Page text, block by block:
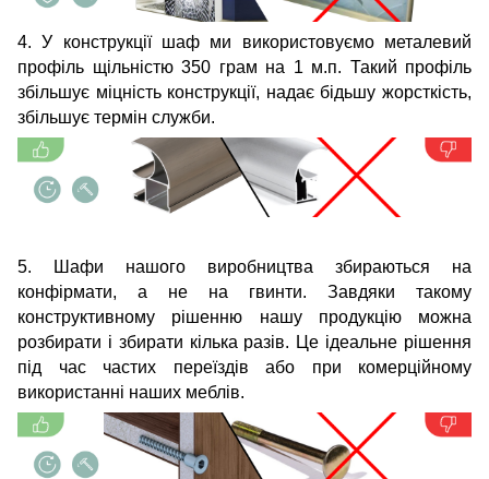
4. У конструкції шаф ми використовуємо металевий
профіль щільністю 350 грам на 1 м.п. Такий профіль
збільшує міцність конструкції, надає бідьшу жорсткість,
збільшує термін служби.
5. Шафи нашого виробництва збираються на
конфірмати, а не на гвинти. Завдяки такому
конструктивному рішенню нашу продукцію можна
розбирати і збирати кілька разів. Це ідеальне рішення
під час частих переїздів або при комерційному
використанні наших меблів.